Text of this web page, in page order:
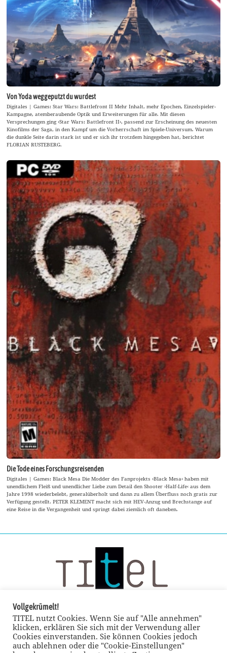
Von Yoda weggeputzt du wurdest
Digitales | Games: Star Wars: Battlefront II Mehr Inhalt, mehr Epochen, Einzelspieler-
Kampagne, atemberaubende Optik und Erweiterungen für alle. Mit diesen
Versprechungen ging ›Star Wars: Battlefront II‹, passend zur Erscheinung des neuesten
Kinofilms der Saga, in den Kampf um die Vorherrschaft im Spiele-Universum. Warum
die dunkle Seite darin stark ist und er sich ihr trotzdem hingegeben hat, berichtet
FLORIAN RUSTEBERG.
Die Tode eines Forschungsreisenden
Digitales | Games: Black Mesa Die Modder des Fanprojekts ›Black Mesa‹ haben mit
unendlichem Fleiß und unendlicher Liebe zum Detail den Shooter ›Half-Life‹ aus dem
Jahre 1998 wiederbelebt, generalüberholt und dann zu allem Überfluss noch gratis zur
Verfügung gestellt. PETER KLEMENT macht sich mit HEV-Anzug und Brechstange auf
eine Reise in die Vergangenheit und springt dabei ziemlich oft daneben.
Vollgekrümelt!
TITEL nutzt Cookies. Wenn Sie auf "Alle annehmen"
klicken, erklären Sie sich mit der Verwendung aller
Cookies einverstanden. Sie können Cookies jedoch
auch ablehnen oder die "Cookie-Einstellungen"